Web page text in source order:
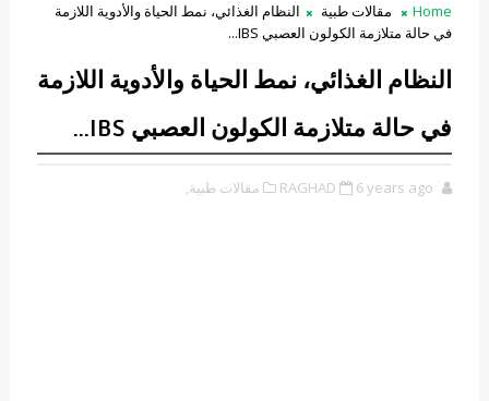
Home مقالات طبية
النظام الغذائي، نمط الحياة والأدوية اللازمة
في حالة متلازمة الكولون العصبي IBS...
النظام الغذائي، نمط الحياة والأدوية اللازمة
في حالة متلازمة الكولون العصبي IBS...
RAGHAD 6 years ago مقالات طبية,